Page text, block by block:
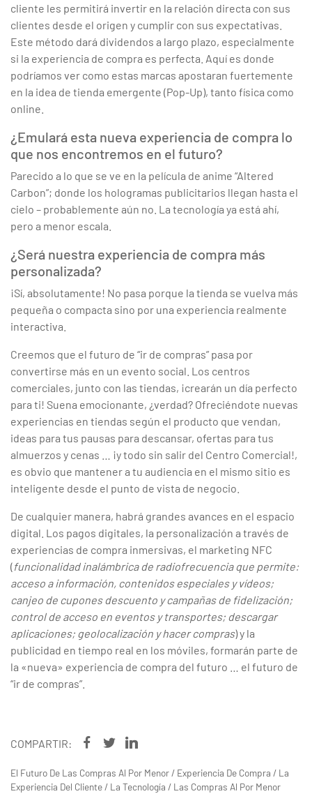
cliente les permitirá invertir en la relación directa con sus
clientes desde el origen y cumplir con sus expectativas.
Este método dará dividendos a largo plazo, especialmente
si la experiencia de compra es perfecta. Aquí es donde
podríamos ver como estas marcas apostaran fuertemente
en la idea de tienda emergente (Pop-Up), tanto física como
online.
¿Emulará esta nueva experiencia de compra lo
que nos encontremos en el futuro?
Parecido a lo que se ve en la película de anime “Altered
Carbon”; donde los hologramas publicitarios llegan hasta el
cielo – probablemente aún no. La tecnología ya está ahí,
pero a menor escala.
¿Será nuestra experiencia de compra más
personalizada?
¡Sí, absolutamente! No pasa porque la tienda se vuelva más
pequeña o compacta sino por una experiencia realmente
interactiva.
Creemos que el futuro de “ir de compras” pasa por
convertirse más en un evento social. Los centros
comerciales, junto con las tiendas, ¡crearán un día perfecto
para ti! Suena emocionante, ¿verdad? Ofreciéndote nuevas
experiencias en tiendas según el producto que vendan,
ideas para tus pausas para descansar, ofertas para tus
almuerzos y cenas … ¡y todo sin salir del Centro Comercial!,
es obvio que mantener a tu audiencia en el mismo sitio es
inteligente desde el punto de vista de negocio.
De cualquier manera, habrá grandes avances en el espacio
digital. Los pagos digitales, la personalización a través de
experiencias de compra inmersivas, el marketing NFC
(funcionalidad inalámbrica de radiofrecuencia que permite:
acceso a información, contenidos especiales y vídeos;
canjeo de cupones descuento y campañas de fidelización;
control de acceso en eventos y transportes; descargar
aplicaciones; geolocalización y hacer compras) y la
publicidad en tiempo real en los móviles, formarán parte de
la «nueva» experiencia de compra del futuro … el futuro de
“ir de compras”.
COMPARTIR:
El Futuro De Las Compras Al Por Menor / Experiencia De Compra / La
Experiencia Del Cliente / La Tecnología / Las Compras Al Por Menor